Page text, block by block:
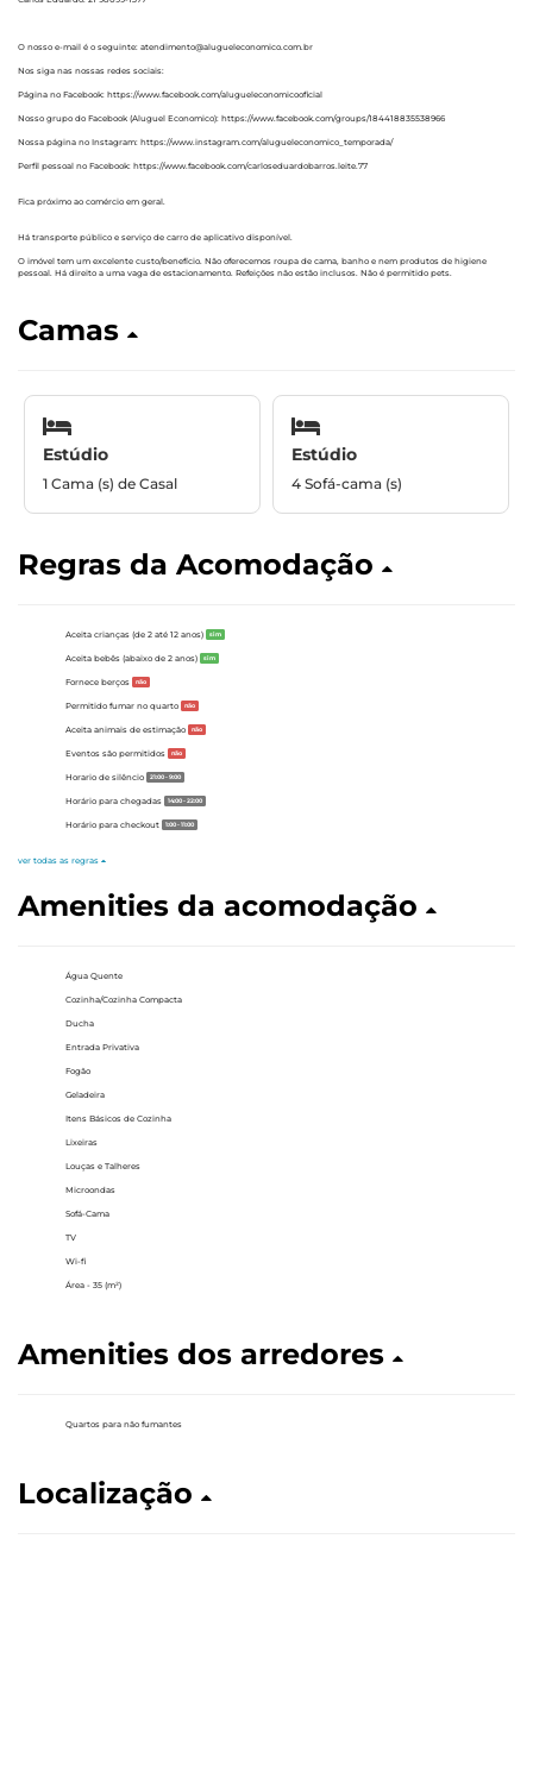
O nosso e-mail é o seguinte: atendimento@alugueleconomico.com.br
Nos siga nas nossas redes sociais:
Página no Facebook: https://www.facebook.com/alugueleconomicooficial
Nosso grupo do Facebook (Aluguel Economico): https://www.facebook.com/groups/184418835538966
Nossa página no Instagram: https://www.instagram.com/alugueleconomico_temporada/
Perfil pessoal no Facebook: https://www.facebook.com/carloseduardobarros.leite.77
Fica próximo ao comércio em geral.
Há transporte público e serviço de carro de aplicativo disponível.
O imóvel tem um excelente custo/benefício. Não oferecemos roupa de cama, banho e nem produtos de higiene
pessoal. Há direito a uma vaga de estacionamento. Refeições não estão inclusos. Não é permitido pets.
Camas
Estúdio
1 Cama (s) de Casal
Estúdio
4 Sofá-cama (s)
Regras da Acomodação
Aceita crianças (de 2 até 12 anos) sim
Aceita bebês (abaixo de 2 anos) sim
Fornece berços não
Permitido fumar no quarto não
Aceita animais de estimação não
Eventos são permitidos não
Horario de silêncio 21:00 - 9:00
Horário para chegadas 14:00 - 22:00
Horário para checkout 1:00 - 11:00
ver todas as regras
Amenities da acomodação
Água Quente
Cozinha/Cozinha Compacta
Ducha
Entrada Privativa
Fogão
Geladeira
Itens Básicos de Cozinha
Lixeiras
Louças e Talheres
Microondas
Sofá-Cama
TV
Wi-fi
Área - 35 (m²)
Amenities dos arredores
Quartos para não fumantes
Localização